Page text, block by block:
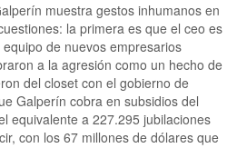
muestra gestos inhumanos en
la primera es que el ceo es
de nuevos empresarios
a la agresión como un hecho de
del closet con el gobierno de
Galperín cobra en subsidios del
equivalente a 227.295 jubilaciones
con los 67 millones de dólares que